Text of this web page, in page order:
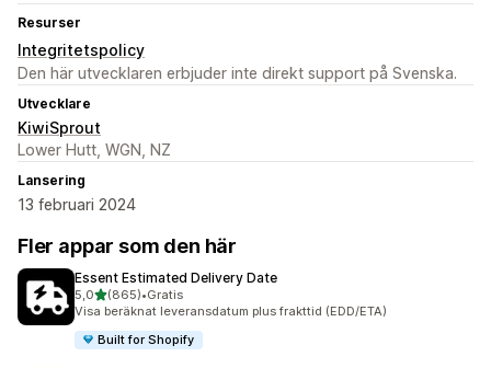
Resurser
Integritetspolicy
Den här utvecklaren erbjuder inte direkt support på Svenska.
Utvecklare
KiwiSprout
Lower Hutt, WGN, NZ
Lansering
13 februari 2024
Fler appar som den här
Essent Estimated Delivery Date
5,0av 5 stjärnor
(865)
865 recensioner totalt
•Gratis
Visa beräknat leveransdatum plus frakttid (EDD/ETA)
Built for Shopify